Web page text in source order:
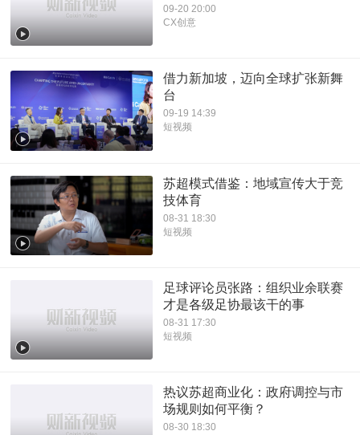
09-20 20:00
CX创意
借力新加坡，迈向全球扩张新舞
台
09-19 14:39
短视频
苏超模式借鉴：地域宣传大于竞
技体育
08-31 18:30
短视频
足球评论员张路：组织业余联赛
才是各级足协最该干的事
08-31 17:30
短视频
热议苏超商业化：政府调控与市
场规则如何平衡？
08-30 18:30